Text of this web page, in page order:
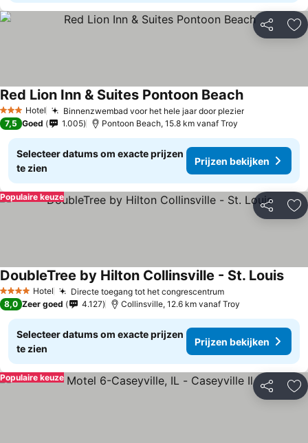
Delen
3 SterrenHotel Binnenzwembad voor het hele jaar door plezier
Red Lion Inn & Suites Pontoon Beach
7,5 Goed 1.005 Pontoon Beach, 15.8 km vanaf Troy
Selecteer datums om exacte prijzen
te zien
Prijzen bekijken
Delen
Populaire keuze
4 SterrenHotel Directe toegang tot het congrescentrum
DoubleTree by Hilton Collinsville - St. Louis
8,0 Zeer goed 4.127 Collinsville, 12.6 km vanaf Troy
Selecteer datums om exacte prijzen
te zien
Prijzen bekijken
Delen
Populaire keuze